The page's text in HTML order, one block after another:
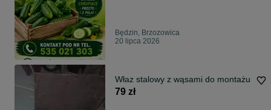
Będzin, Brzozowica
20 lipca 2026
Właz stalowy z wąsami do montażu
79 zł